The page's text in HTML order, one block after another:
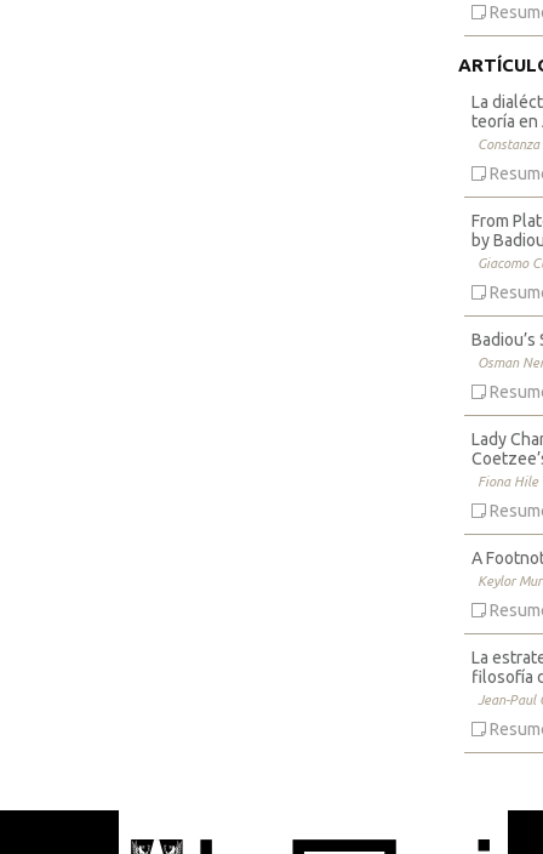
La
teoría en
From
by
Giacomo
Osman
Lady
Fiona Hile
A
Keylor
La
filosofía
Jean-Paul